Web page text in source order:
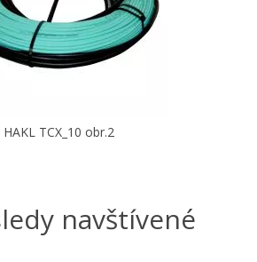
HAKL TCX_10 obr.2
navštívené